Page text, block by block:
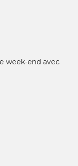
week-end avec